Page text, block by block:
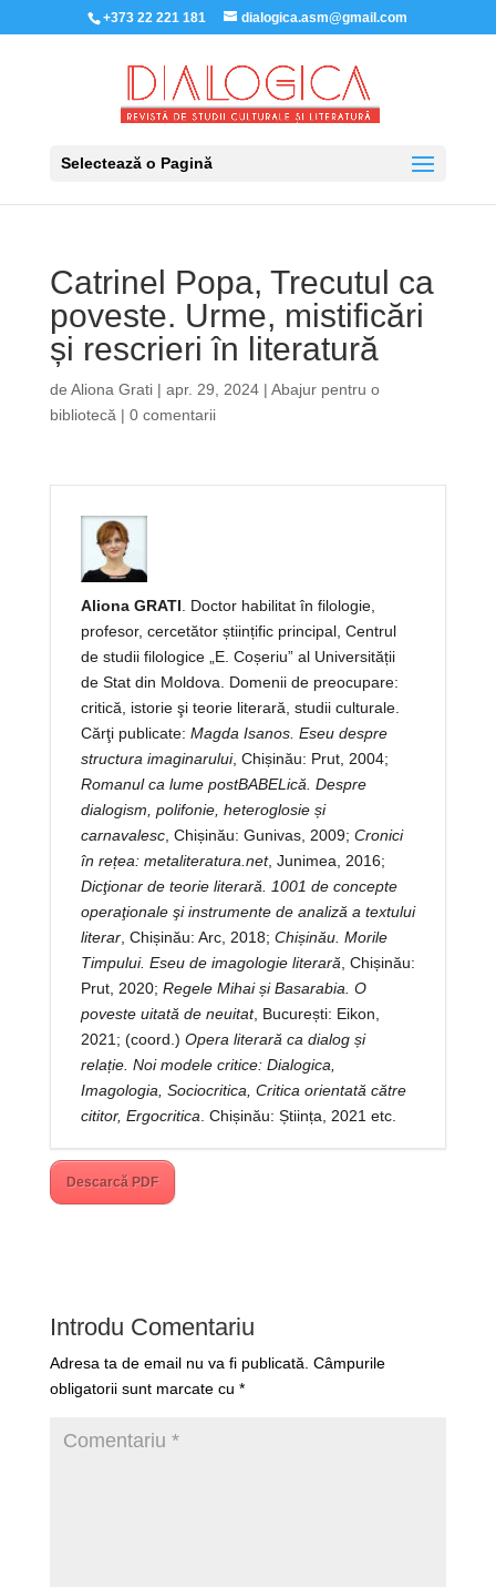
+373 22 221 181 dialogica.asm@gmail.com
Selectează o Pagină
Catrinel Popa, Trecutul ca
poveste. Urme, mistificări
și rescrieri în literatură
de Aliona Grati| apr. 29, 2024| Abajur pentru o
bibliotecă | 0 comentarii
Aliona GRATI . Doctor habilitat în filologie,
profesor, cercetător științific principal, Centrul
de studii filologice „E. Coșeriu” al Universității
de Stat din Moldova. Domenii de preocupare:
critică, istorie şi teorie literară, studii culturale.
Cărţi publicate: Magda Isanos. Eseu despre
structura imaginarului, Chișinău: Prut, 2004;
Romanul ca lume postBABELică. Despre
dialogism, polifonie, heteroglosie și
carnavalesc, Chișinău: Gunivas, 2009; Cronici
în rețea: metaliteratura.net, Junimea, 2016;
Dicţionar de teorie literară. 1001 de concepte
operaţionale şi instrumente de analiză a textului
literar, Chișinău: Arc, 2018; Chișinău. Morile
Timpului. Eseu de imagologie literară , Chișinău:
Prut, 2020; Regele Mihai și Basarabia. O
poveste uitată de neuitat, București: Eikon,
2021; (coord.) Opera literară ca dialog și
relație. Noi modele critice: Dialogica,
Imagologia, Sociocritica, Critica orientată către
cititor, Ergocritica . Chișinău: Știința, 2021 etc.
Descarcă PDF
Introdu Comentariu
Adresa ta de email nu va fi publicată. Câmpurile
obligatorii sunt marcate cu *